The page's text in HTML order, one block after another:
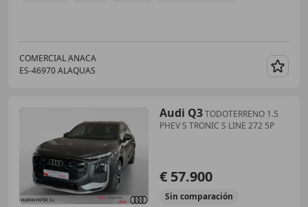
COMERCIAL ANACA
ES-46970 ALAQUAS
Audi Q3TODOTERRENO 1.5
PHEV S TRONIC S LINE 272 5P
€ 57.900
Sin comparación